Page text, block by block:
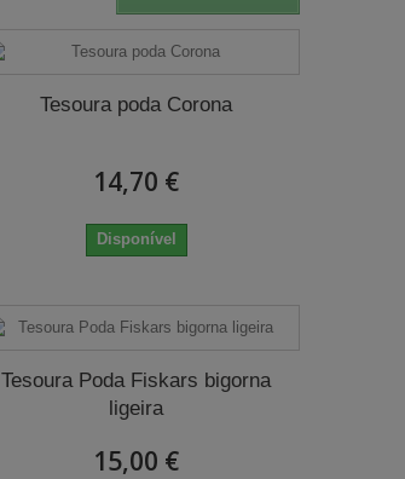
Tesoura poda Corona
14,70 €
Disponível
Tesoura Poda Fiskars bigorna
ligeira
15,00 €